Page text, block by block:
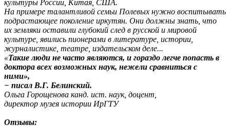
культуры России, Китая, США.
На примере талантливой семьи Полевых нужно воспитывать
подрастающее поколение иркутян. Они должны знать, что
их земляки оставили глубокий след в русской и мировой
культуре, явились пионерами в литературе, истории,
журналистике, театре, издательском деле...
«Такие люди не часто являются, и гораздо легче попасть в
доктора всех возможных наук, нежели сравниться с
ними»,
− писал В.Г. Белинский.
Ольга Горощенова канд. ист. наук, доцент,
директор музея истории ИрГТУ
Отзывы: